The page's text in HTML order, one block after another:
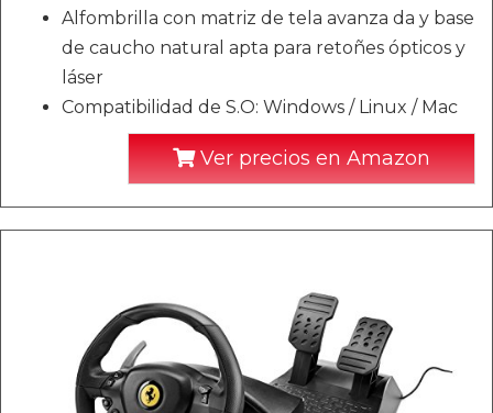
Alfombrilla con matriz de tela avanza da y base
de caucho natural apta para retoñes ópticos y
láser
Compatibilidad de S.O: Windows / Linux / Mac
Ver precios en Amazon